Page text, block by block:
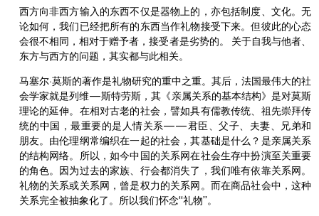
西方向非西方输入的东西不仅是器物上的，亦包括制度、文化。无
论如何，我们已经把所有的东西当作礼物接受下来。但彼此的心态
会很不相同，相对于赠予者，接受者是劣势的。 关于自我与他者、
东方与西方的问题，其实都与此相关。
马塞尔·莫斯的著作是礼物研究的重中之重。其后，法国最伟大的社
会学家就是列维—斯特劳斯，其《亲属关系的基本结构》是对莫斯
理论的延伸。在相对古老的社会，譬如具有儒教传统、祖先崇拜传
统的中国，最重要的是人情关系——君臣、父子、夫妻、兄弟和
朋友。由伦理纲常编织在一起的社会，其基础是什么？是亲属关系
的结构网络。所以，如今中国的关系网在社会生存中扮演至关重要
的角色。因为过去的家族、行会都消失了，我们唯有依靠关系网。
礼物的关系或关系网，曾是权力的关系网。而在商品社会中，这种
关系完全被抽象化了。所以我们怀念“礼物”。